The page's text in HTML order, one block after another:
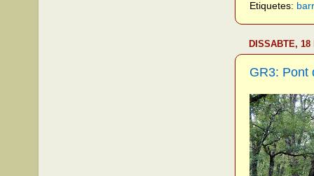
Etiquetes:
DISSABTE,
GR3: Pont